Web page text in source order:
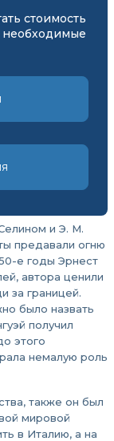
стоимость
необходимые
и Э. М.
предавали огню
е годы Эрнест
автора ценили
за границей.
было назвать
получил
этого
немалую роль
также он был
мировой
в Италию, а на